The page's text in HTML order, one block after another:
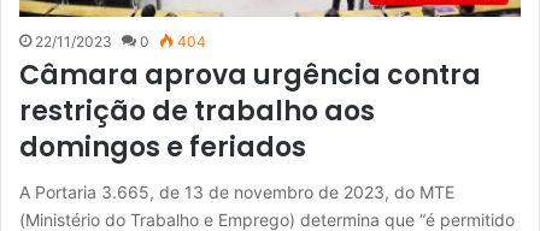
22/11/2023 0 404
Câmara aprova urgência contra
restrição de trabalho aos
domingos e feriados
A Portaria 3.665, de 13 de novembro de 2023, do MTE
(Ministério do Trabalho e Emprego) determina que “é permitido